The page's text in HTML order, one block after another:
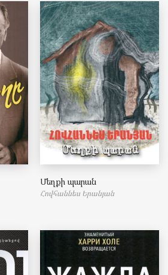
Մեղքի պարան
Հովհաննես Երանյան